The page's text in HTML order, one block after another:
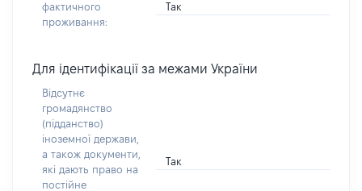
фактичного
проживання:
Так
Для ідентифікації за межами України
Відсутнє
громадянство
(підданство)
іноземної держави,
а також документи,
які дають право на
постійне
Так